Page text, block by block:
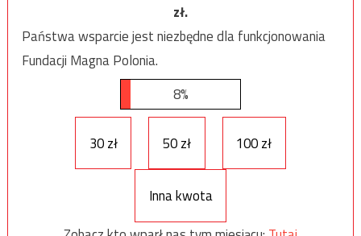
zł.
Państwa wsparcie jest niezbędne dla funkcjonowania
Fundacji Magna Polonia.
8%
30 zł 50 zł 100 zł
Inna kwota